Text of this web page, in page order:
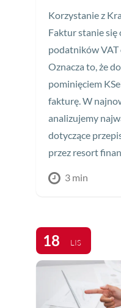
Korzystanie z
Faktur stanie
podatników VAT
Oznacza to, że
pominięciem
fakturę. W
analizujemy
dotyczące
przez resort
3 min
18 LIS